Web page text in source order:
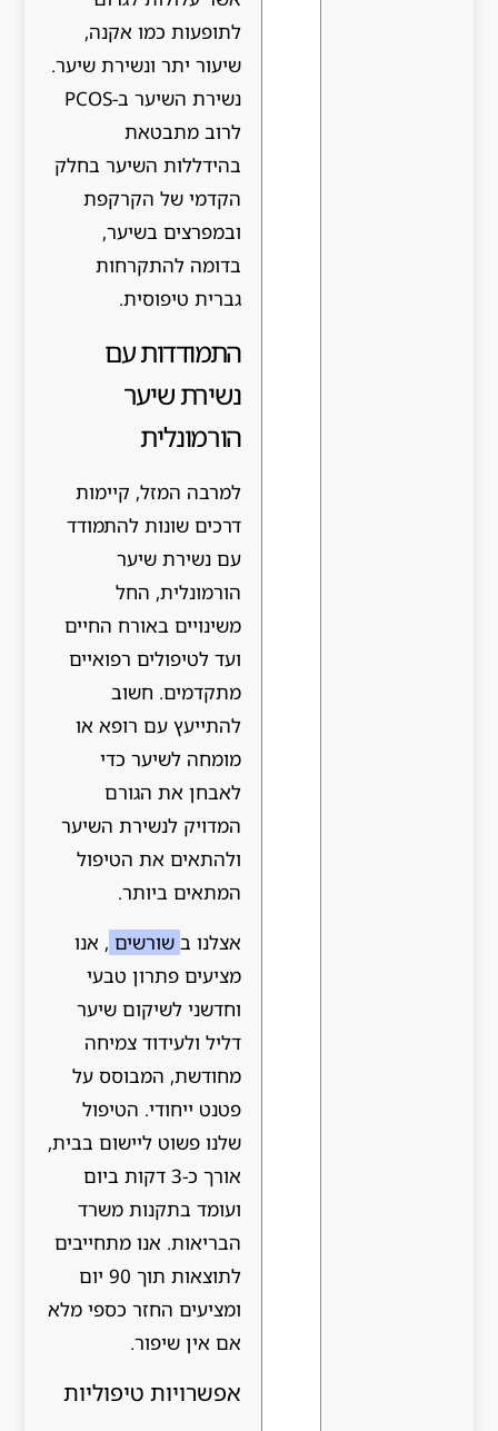
לתופעות כמו אקנה,
שיעור יתר ונשירת שיער.
נשירת השיער ב-PCOS
לרוב מתבטאת
בהידללות השיער בחלק
הקדמי של הקרקפת
ובמפרצים בשיער,
בדומה להתקרחות
גברית טיפוסית.
התמודדות עם
נשירת שיער
הורמונלית
למרבה המזל, קיימות
דרכים שונות להתמודד
עם נשירת שיער
הורמונלית, החל
משינויים באורח החיים
ועד לטיפולים רפואיים
מתקדמים. חשוב
להתייעץ עם רופא או
מומחה לשיער כדי
לאבחן את הגורם
המדויק לנשירת השיער
ולהתאים את הטיפול
המתאים ביותר.
אצלנו ב שורשים , אנו
מציעים פתרון טבעי
וחדשני לשיקום שיער
דליל ולעידוד צמיחה
מחודשת, המבוסס על
פטנט ייחודי. הטיפול
שלנו פשוט ליישום בבית,
אורך כ-3 דקות ביום
ועומד בתקנות משרד
הבריאות. אנו מתחייבים
לתוצאות תוך 90 יום
ומציעים החזר כספי מלא
אם אין שיפור.
אפשרויות טיפוליות